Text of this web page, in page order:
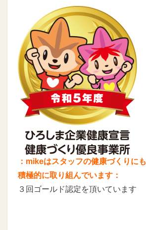
：mikeはスタッフの健康づくりにも
積極的に取り組んでいます：
３回ゴールド認定を頂いています